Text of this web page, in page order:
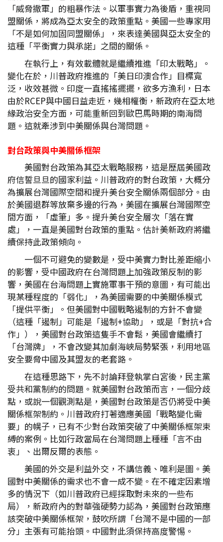
「威脅撤軍」的粗暴作法。以軍事實力為後盾，重視同
盟關係，將成為亞太安全的政策重點。美國一些專家用
「不是如何加固同盟關係」，來表達美國與亞太安全的
這種「平衡實力與承諾」之間的關係。
在執行上，有效載體就是繼續推進「印太戰略」。
變化在於，川普政府推進的「美日印澳合作」目標寬
泛，收效甚微。印度一直搖搖擺擺，欲多方漁利，日本
由於RCEP與中國日益走近，幾相權衡，新政府在亞太地
緣政治安全方面，可能重新回到歐巴馬時期的南海問
題。這就牽涉到中美關係與台灣問題。
對台政策與中美關係框架
美國對台政策為其亞太戰略服務，這是歷屆美國政
府信誓旦旦的國家利益。川普政府的對台政策，大概分
為擴展台灣國際空間和提升美台安全關係兩個部分。由
於美國退群等放棄多邊的行為，美國在擴展台灣國際空
間方面，「虛筆」多。提升美台安全層次「落在實
處」，一直是美國對台政策的重點。估計美新政府將繼
續保持此政策傾向。
一個不可避免的變數是，受中美實力對比差距縮小
的影響，受中國政府在台灣問題上加強政策反制的影
響，美國在台海問題上實施軍事干預的意圖，有可能出
現某種程度的「弱化」，為美國需要的中美關係模式
「提供平衡」。但美國對中國戰略遏制的方針不會變
（這種「遏制」可能是「遏制+協助」，或是「對抗+合
作」），美國對台政策這隻手不會鬆，美國會繼續打
「台灣牌」，不會改變其加劇海峽局勢緊張，利用地區
安全要脅中國及其盟友的老套路。
在這種思路下，先不討論拜登執掌白宮後，民主黨
受共和黨制約的問題。就美國對台政策而言，一個分歧
點，或說一個觀測點是，美國對台政策是否仍將受中美
關係框架制約。川普政府打著適應美國「戰略變化需
要」的幌子，已有不少對台政策突破了中美關係框架束
縛的案例。比如行政當局在台灣問題上種種「言不由
衷」、出爾反爾的表態。
美國的外交是利益外交，不講信義、唯利是圖。美
國對中美關係的需求也不會一成不變。在不確定因素增
多的情況下（如川普政府已經採取對未來的一些布
局），新政府內的對華強硬勢力認為，美國對台政策應
該突破中美關係框架，鼓吹所謂「台灣不是中國的一部
分」主張有可能抬頭。中國對此須保持高度警惕。